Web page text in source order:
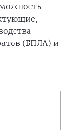
(БПЛА) и